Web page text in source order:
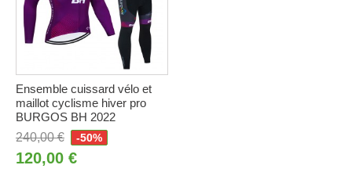
Ensemble cuissard vélo et
maillot cyclisme hiver pro
BURGOS BH 2022
240,00 €
-50%
120,00 €